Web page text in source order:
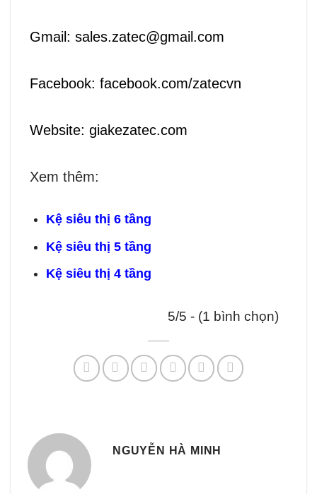
Gmail: sales.zatec@gmail.com
Facebook: facebook.com/zatecvn
Website: giakezatec.com
Xem thêm:
Kệ siêu thị 6 tầng
Kệ siêu thị 5 tầng
Kệ siêu thị 4 tầng
5/5 - (1 bình chọn)
NGUYỄN HÀ MINH